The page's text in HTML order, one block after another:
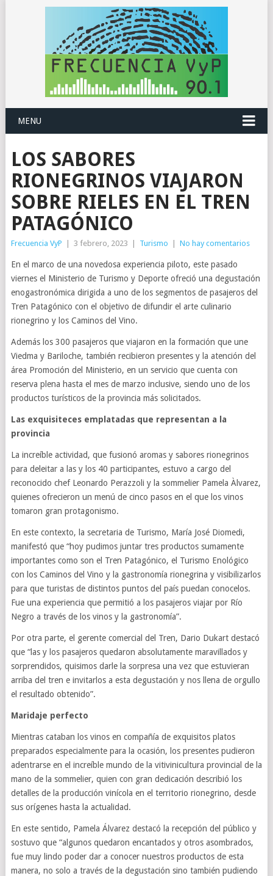
MENU
LOS SABORES
RIONEGRINOS VIAJARON
SOBRE RIELES EN EL TREN
PATAGÓNICO
Frecuencia VyP 3 febrero, 2023 Turismo No hay comentarios
En el marco de una novedosa experiencia piloto, este pasado
viernes el Ministerio de Turismo y Deporte ofreció una degustación
enogastronómica dirigida a uno de los segmentos de pasajeros del
Tren Patagónico con el objetivo de difundir el arte culinario
rionegrino y los Caminos del Vino.
Además los 300 pasajeros que viajaron en la formación que une
Viedma y Bariloche, también recibieron presentes y la atención del
área Promoción del Ministerio, en un servicio que cuenta con
reserva plena hasta el mes de marzo inclusive, siendo uno de los
productos turísticos de la provincia más solicitados.
Las exquisiteces emplatadas que representan a la
provincia
La increíble actividad, que fusionó aromas y sabores rionegrinos
para deleitar a las y los 40 participantes, estuvo a cargo del
reconocido chef Leonardo Perazzoli y la sommelier Pamela Àlvarez,
quienes ofrecieron un menú de cinco pasos en el que los vinos
tomaron gran protagonismo.
En este contexto, la secretaria de Turismo, María José Diomedi,
manifestó que “hoy pudimos juntar tres productos sumamente
importantes como son el Tren Patagónico, el Turismo Enológico
con los Caminos del Vino y la gastronomía rionegrina y visibilizarlos
para que turistas de distintos puntos del país puedan conocelos.
Fue una experiencia que permitió a los pasajeros viajar por Río
Negro a través de los vinos y la gastronomía”.
Por otra parte, el gerente comercial del Tren, Dario Dukart destacó
que “las y los pasajeros quedaron absolutamente maravillados y
sorprendidos, quisimos darle la sorpresa una vez que estuvieran
arriba del tren e invitarlos a esta degustación y nos llena de orgullo
el resultado obtenido”.
Maridaje perfecto
Mientras cataban los vinos en compañía de exquisitos platos
preparados especialmente para la ocasión, los presentes pudieron
adentrarse en el increíble mundo de la vitivinicultura provincial de la
mano de la sommelier, quien con gran dedicación describió los
detalles de la producción vinícola en el territorio rionegrino, desde
sus orígenes hasta la actualidad.
En este sentido, Pamela Álvarez destacó la recepción del público y
sostuvo que “algunos quedaron encantados y otros asombrados,
fue muy lindo poder dar a conocer nuestros productos de esta
manera, no solo a través de la degustación sino también pudiendo